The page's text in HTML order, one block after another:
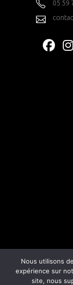
05 59
Nous utilisons
expérience sur
site, nous